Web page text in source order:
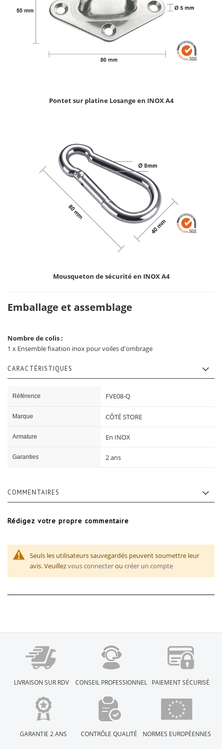
Pontet sur platine Losange en INOX A4
Mousqueton de sécurité en INOX A4
Emballage et assemblage
Nombre de colis :
1 x Ensemble fixation inox pour voiles d'ombrage
CARACTÉRISTIQUES
Référence FVE08-Q
Marque CÔTÉ STORE
Armature En INOX
Garanties 2 ans
COMMENTAIRES
Rédigez votre propre commentaire
Seuls les utilisateurs sauvegardés peuvent soumettre leur
avis. Veuillezvous connecterou créer un compte
LIVRAISON SUR RDV CONSEIL PROFESSIONNEL PAIEMENT SÉCURISÉ
GARANTIE 2 ANS CONTRÔLE QUALITÉ NORMES EUROPÉENNES